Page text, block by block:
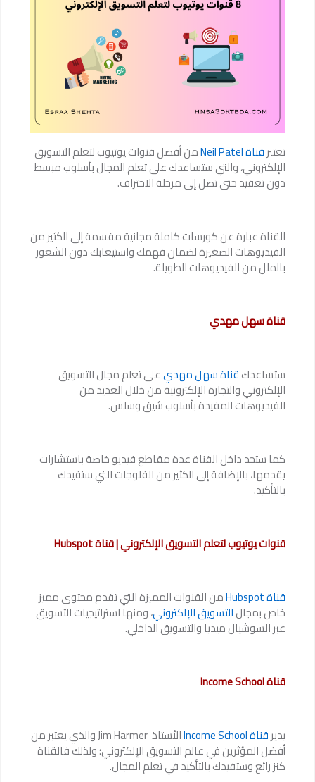
تعتبرقناة Neil Patel من أفضل قنوات يوتيوب لتعلم التسويق
الإلكتروني، والتي ستساعدك على تعلم المجال بأسلوب مبسط
دون تعقيد حتى تصل إلى مرحلة الاحتراف.
القناة عبارة عن كورسات كاملة مجانية مقسمة إلى الكثير من
الفيديوهات الصغيرة لضمان فهمك واستيعابك دون الشعور
بالملل من الفيديوهات الطويلة.
قناة سهل مهدي
ستساعدكقناة سهل مهديعلى تعلم مجال التسويق
الإلكتروني والتجارة الإلكترونية من خلال العديد من
الفيديوهات المفيدة بأسلوب شيق وسلس.
كما ستجد داخل القناة عدة مقاطع فيديو خاصة باستشارات
يقدمها، بالإضافة إلى الكثير من الفلوجات التي ستفيدك
بالتأكيد.
قنوات يوتيوب لتعلم التسويق الإلكتروني | قناة Hubspot
قناة Hubspot من القنوات المميزة التي تقدم محتوى مميز
خاص بمجالالتسويق الإلكتروني، ومنها استراتيجيات التسويق
عبر السوشيال ميديا والتسويق الداخلي.
قناة Income School
يديرقناة Income School الأستاذ Jim Harmer والذي يعتبر من
أفضل المؤثرين في عالم التسويق الإلكتروني؛ ولذلك فالقناة
كنز رائع وستفيدك بالتأكيد في تعلم المجال.